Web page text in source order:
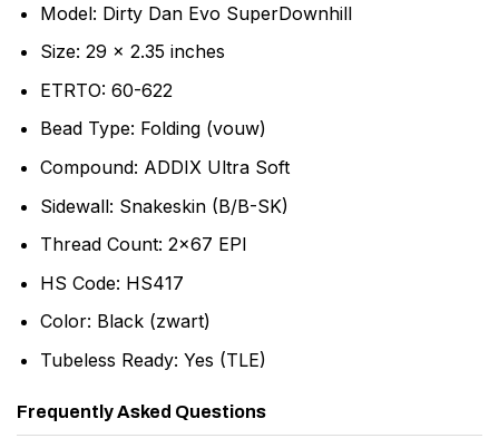
Model: Dirty Dan Evo SuperDownhill
Size: 29 x 2.35 inches
ETRTO: 60-622
Bead Type: Folding (vouw)
Compound: ADDIX Ultra Soft
Sidewall: Snakeskin (B/B-SK)
Thread Count: 2×67 EPI
HS Code: HS417
Color: Black (zwart)
Tubeless Ready: Yes (TLE)
Frequently Asked Questions